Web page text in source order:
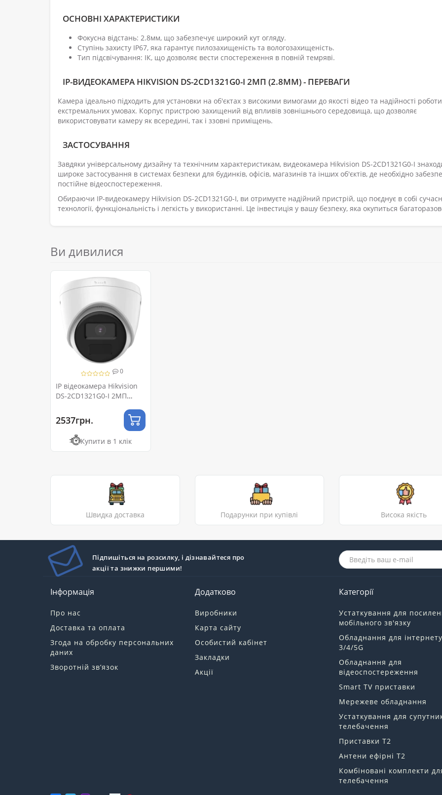
ОСНОВНІ ХАРАКТЕРИСТИКИ
Фокусна відстань: 2.8мм, що забезпечує широкий кут огляду.
Ступінь захисту IP67, яка гарантує пилозахищеність та вологозахищеність.
Тип підсвічування: ІК, що дозволяє вести спостереження в повній темряві.
IP-ВИДЕОКАМЕРА HIKVISION DS-2CD1321G0-I 2МП (2.8ММ) - ПЕРЕВАГИ
Камера ідеально підходить для установки на об'єктах з високими вимогами до якості відео та надійності
екстремальних умовах. Корпус пристрою захищений від впливів зовнішнього середовища, що дозволяє
використовувати камеру як всередині, так і ззовні приміщень.
ЗАСТОСУВАННЯ
Завдяки універсальному дизайну та технічним характеристикам, видеокамера Hikvision DS-2CD1321G0-I
широке застосування в системах безпеки для будинків, офісів, магазинів та інших об'єктів, де необхідно
постійне відеоспостереження.
Обираючи IP-видеокамеру Hikvision DS-2CD1321G0-I, ви отримуєте надійний пристрій, що поєднує в собі
технології, функціональність і легкість у використанні. Це інвестиція у вашу безпеку, яка окупиться
Ви дивилися
0
IP відеокамера Hikvision
DS-2CD1321G0-I 2МП
2537грн.
Купити в 1 клік
Швидка доставка Подарунки при купівлі Висока якість
Підпишіться на розсилку, і дізнавайтеся про
акції та знижки першими!
Інформація
Про нас
Доставка та оплата
Згода на обробку персональних
даних
Зворотній зв’язок
Додатково
Виробники
Карта сайту
Особистий кабінет
Закладки
Акції
Категорії
Устаткування для
мобільного зв'язку
Обладнання для інтернету
3/4/5G
Обладнання для
відеоспостереження
Smart TV приставки
Мережеве обладнання
Устаткування для
телебачення
Приставки Т2
Антени ефірні Т2
Комбіновані комплекти
телебачення